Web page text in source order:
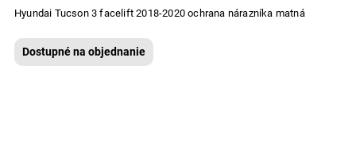
Hyundai Tucson 3 facelift 2018-2020 ochrana nárazníka matná
Dostupné na objednanie